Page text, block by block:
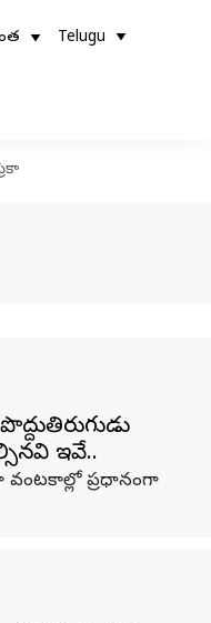
Telugu
ఇవే..
వంటకాల్లో ప్రధానంగా